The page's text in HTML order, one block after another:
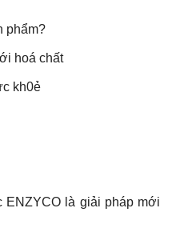
phẩm?
hoá chất
kh0ẻ
là giải pháp mới